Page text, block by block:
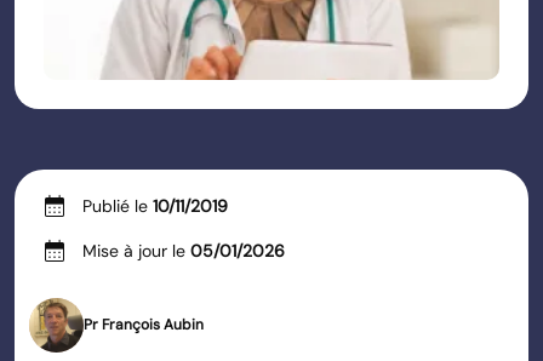
calendar_month Publié le 10/11/2019
calendar_month Mise à jour le 05/01/2026
Pr François Aubin